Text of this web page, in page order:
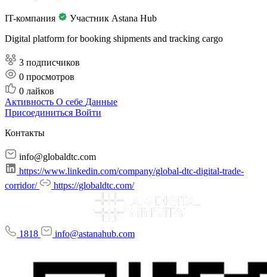
IT-компания
Участник Astana Hub
Digital platform for booking shipments and tracking cargo
3 подписчиков
0 просмотров
0 лайков
Активность О себе Данные
Присоединиться Войти
Контакты
info@globaldtc.com
https://www.linkedin.com/company/global-dtc-digital-trade-
corridor/
https://globaldtc.com/
1818 info@astanahub.com